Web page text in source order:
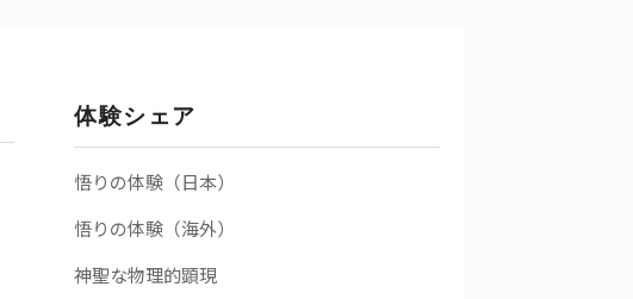
体験シェア
悟りの体験（日本）
悟りの体験（海外）
神聖な物理的顕現